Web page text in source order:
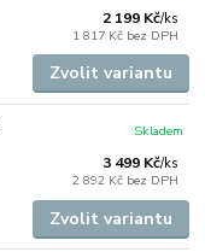
2 199 Kč/ks
1 817 Kč bez DPH
Zvolit variantu
3 499 Kč/ks
2 892 Kč bez DPH
Skladem
Zvolit variantu